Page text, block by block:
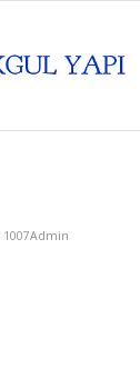
1007Admin